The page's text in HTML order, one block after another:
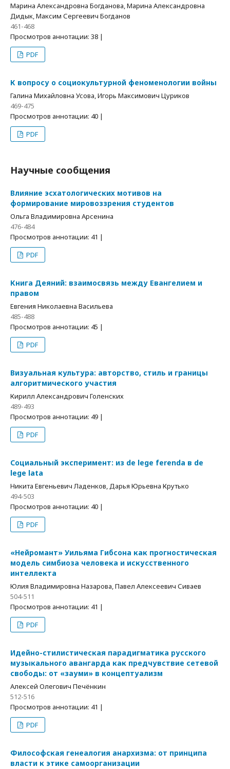
Марина Александровна Богданова, Марина Александровна
Дидык, Максим Сергеевич Богданов
461-468
Просмотров аннотации: 38 |
PDF
К вопросу о социокультурной феноменологии войны
Галина Михайловна Усова, Игорь Максимович Цуриков
469-475
Просмотров аннотации: 40 |
PDF
Научные сообщения
Влияние эсхатологических мотивов на
формирование мировоззрения студентов
Ольга Владимировна Арсенина
476-484
Просмотров аннотации: 41 |
PDF
Книга Деяний: взаимосвязь между Евангелием и
правом
Евгения Николаевна Васильева
485-488
Просмотров аннотации: 45 |
PDF
Визуальная культура: авторство, стиль и границы
алгоритмического участия
Кирилл Александрович Голенских
489-493
Просмотров аннотации: 49 |
PDF
Социальный эксперимент: из de lege ferenda в de
lege lata
Никита Евгеньевич Ладенков, Дарья Юрьевна Крутько
494-503
Просмотров аннотации: 40 |
PDF
«Нейромант» Уильяма Гибсона как прогностическая
модель симбиоза человека и искусственного
интеллекта
Юлия Владимировна Назарова, Павел Алексеевич Сиваев
504-511
Просмотров аннотации: 41 |
PDF
Идейно-стилистическая парадигматика русского
музыкального авангарда как предчувствие сетевой
свободы: от «зауми» в концептуализм
Алексей Олегович Печёнкин
512-516
Просмотров аннотации: 41 |
PDF
Философская генеалогия анархизма: от принципа
власти к этике самоорганизации